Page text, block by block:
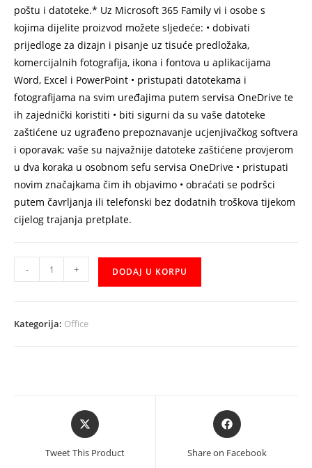
poštu i datoteke.* Uz Microsoft 365 Family vi i osobe s
kojima dijelite proizvod možete sljedeće: • dobivati
prijedloge za dizajn i pisanje uz tisuće predložaka,
komercijalnih fotografija, ikona i fontova u aplikacijama
Word, Excel i PowerPoint • pristupati datotekama i
fotografijama na svim uređajima putem servisa OneDrive te
ih zajednički koristiti • biti sigurni da su vaše datoteke
zaštićene uz ugrađeno prepoznavanje ucjenjivačkog softvera
i oporavak; vaše su najvažnije datoteke zaštićene provjerom
u dva koraka u osobnom sefu servisa OneDrive • pristupati
novim značajkama čim ih objavimo • obraćati se podršci
putem čavrljanja ili telefonski bez dodatnih troškova tijekom
cijelog trajanja pretplate.
Microsoft
- + DODAJ U KORPU
Kategorija: Office
Opens
in
new
Tweet This Product
Opens
in
new
Share on Facebook